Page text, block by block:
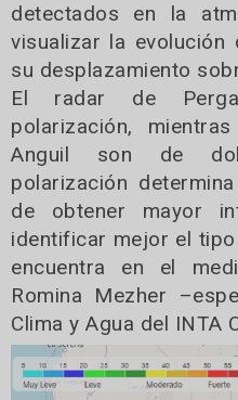
detectados en la
visualizar la
su desplazamiento
El radar de
polarización,
Anguil son de
polarización
de obtener mayor
identificar mejor el
encuentra en el
Romina Mezher
Clima y Agua del INTA